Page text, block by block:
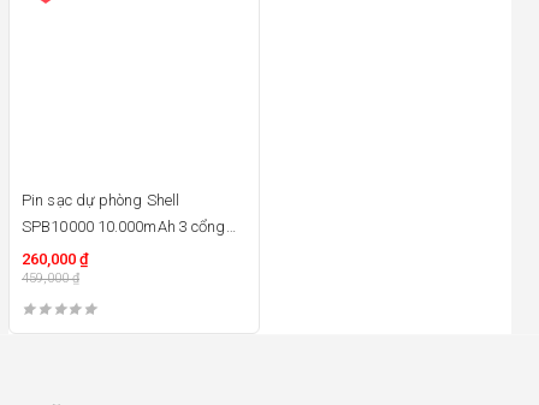
Pin sạc dự phòng Shell
SPB10000 10.000mAh 3 cổng
Micro – Type C – USB
260,000 ₫
459,000₫